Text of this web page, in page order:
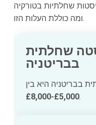
שחלתיות בטורקיה
ומה כוללת העלות הזו.
שחלתית
בבריטניה
בבריטניה היא בין
£5,000-£8,000.